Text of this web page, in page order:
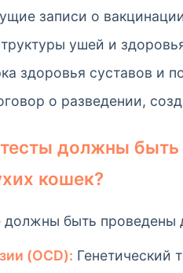
записи о вакцинации
ушей и
здоровья суставов и
о разведении,
тесты должны
кошек?
должны быть
(OCD): Генетический